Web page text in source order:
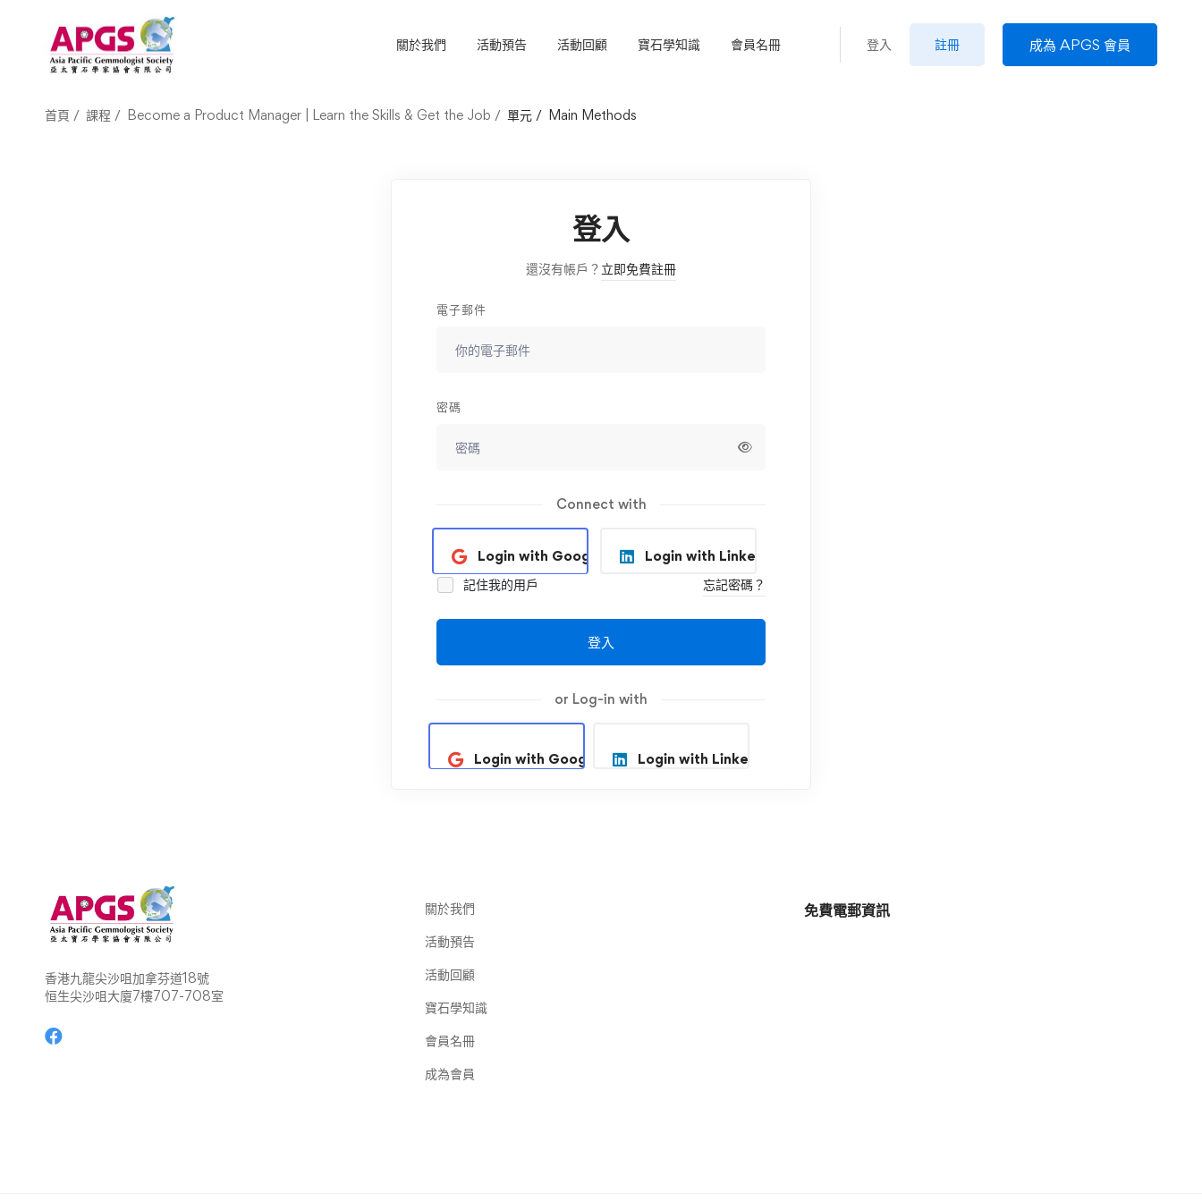
關於我們 活動預告 活動回顧 寶石學知識 會員名冊 登入 註冊 成為 APGS 會員
首頁 課程 Become a Product Manager | Learn the Skills & Get the Job 單元 Main Methods
登入
還沒有帳戶？ 立即免費註冊
電子郵件
密碼
Connect with
Login with Google
Login with Linkedin
記住我的用戶
忘記密碼？
登入
or Log-in with
Login with Google Login with Linkedin
香港九龍尖沙咀加拿芬道18號
恒生尖沙咀大廈7樓707-708室
關於我們
活動預告
活動回顧
寶石學知識
會員名冊
成為會員
免費電郵資訊